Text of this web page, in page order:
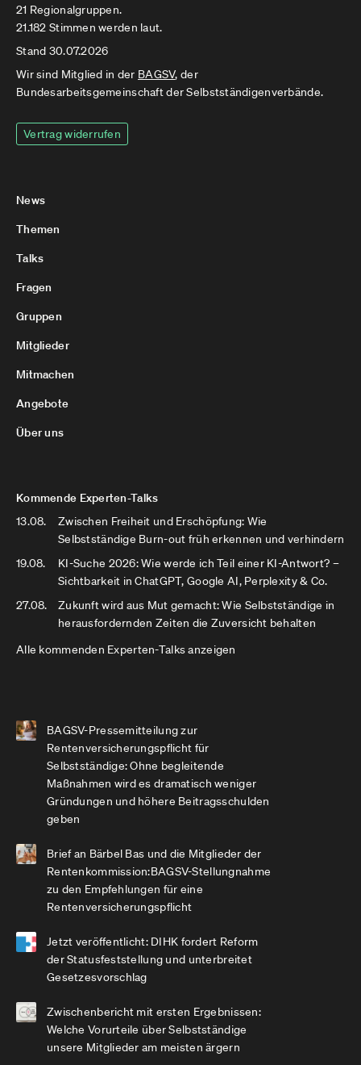
21 Regionalgruppen.
21.182 Stimmen werden laut.
Stand 30.07.2026
Wir sind Mitglied in der BAGSV, der
Bundesarbeitsgemeinschaft der Selbstständigenverbände.
Vertrag widerrufen
News
Themen
Talks
Fragen
Gruppen
Mitglieder
Mitmachen
Angebote
Über uns
Kommende Experten-Talks
13.08.
Zwischen Freiheit und Erschöpfung: Wie
Selbstständige Burn-out früh erkennen und verhindern
19.08.
KI-Suche 2026: Wie werde ich Teil einer KI-Antwort? –
Sichtbarkeit in ChatGPT, Google AI, Perplexity & Co.
27.08.
Zukunft wird aus Mut gemacht: Wie Selbstständige in
herausfordernden Zeiten die Zuversicht behalten
Alle kommenden Experten-Talks anzeigen
BAGSV-Pressemitteilung zur
Rentenversicherungspflicht für
Selbstständige: Ohne begleitende
Maßnahmen wird es dramatisch weniger
Gründungen und höhere Beitragsschulden
geben
Brief an Bärbel Bas und die Mitglieder der
Rentenkommission:BAGSV-Stellungnahme
zu den Empfehlungen für eine
Rentenversicherungspflicht
Jetzt veröffentlicht: DIHK fordert Reform
der Statusfeststellung und unterbreitet
Gesetzesvorschlag
Zwischenbericht mit ersten Ergebnissen:
Welche Vorurteile über Selbstständige
unsere Mitglieder am meisten ärgern